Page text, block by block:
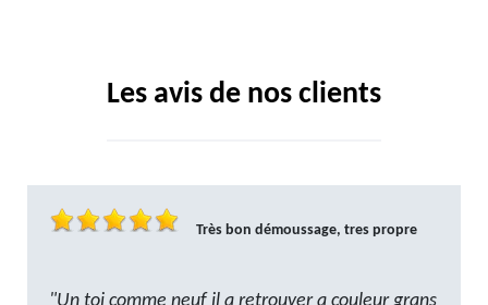
Les avis de nos clients
Très bon démoussage, tres propre